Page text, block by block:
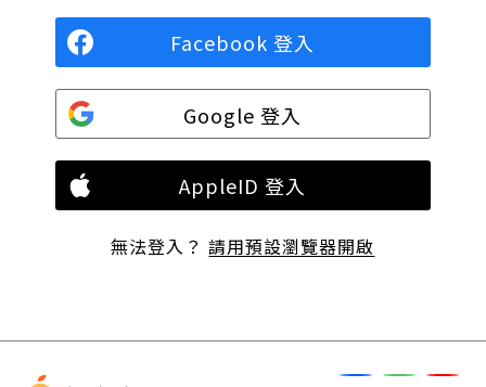
Facebook 登入
Google 登入
AppleID 登入
無法登入？請用預設瀏覽器開啟